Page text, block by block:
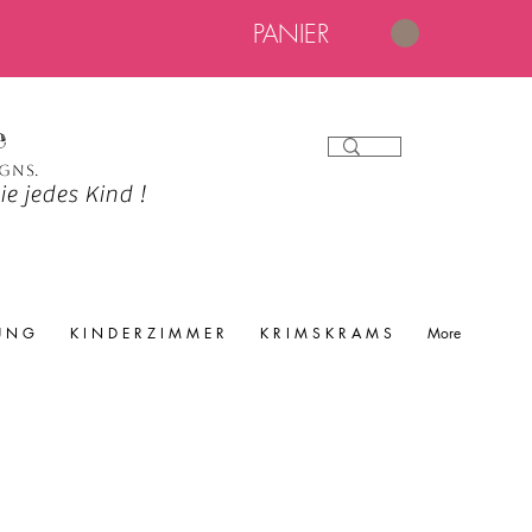
PANIER
jedes Kind !
N G K I N D E R Z I M M E R K R I M S K R A M S More